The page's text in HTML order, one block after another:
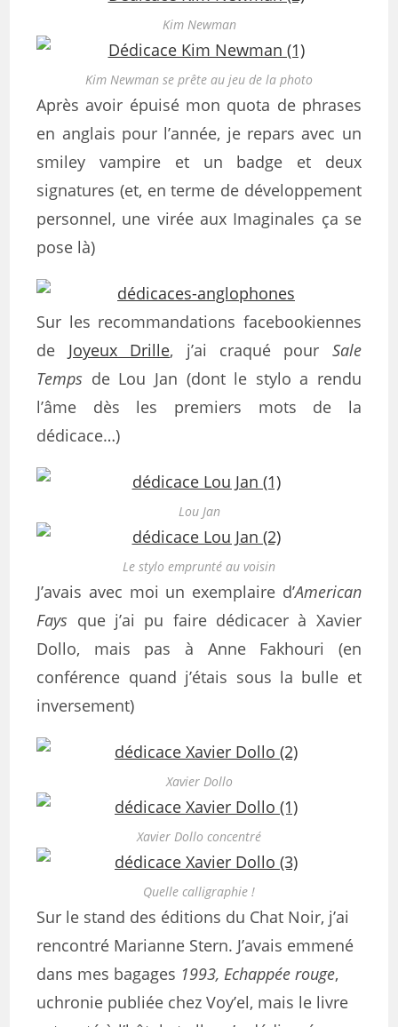
Kim Newman
Kim Newman se prête au jeu de la photo
Après avoir épuisé mon quota de phrases
en anglais pour l’année, je repars avec un
smiley vampire et un badge et deux
signatures (et, en terme de développement
personnel, une virée aux Imaginales ça se
pose là)
Sur les recommandations facebookiennes
de Joyeux Drille, j’ai craqué pour Sale
Temps de Lou Jan (dont le stylo a rendu
l’âme dès les premiers mots de la
dédicace…)
Lou Jan
Le stylo emprunté au voisin
J’avais avec moi un exemplaire d’American
Fays que j’ai pu faire dédicacer à Xavier
Dollo, mais pas à Anne Fakhouri (en
conférence quand j’étais sous la bulle et
inversement)
Xavier Dollo
Xavier Dollo concentré
Quelle calligraphie !
Sur le stand des éditions du Chat Noir, j’ai
rencontré Marianne Stern. J’avais emmené
dans mes bagages 1993, Echappée rouge,
uchronie publiée chez Voy’el, mais le livre